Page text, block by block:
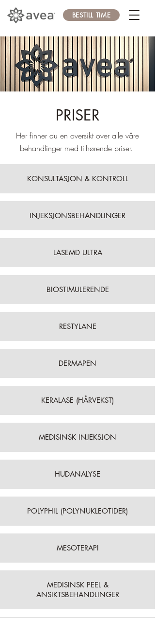
BESTILL TIME
PRISER
Her finner du en oversikt over alle våre
behandlinger med tilhørende priser.
KONSULTASJON & KONTROLL
INJEKSJONSBEHANDLINGER
LASEMD ULTRA
BIOSTIMULERENDE
RESTYLANE
DERMAPEN
KERALASE (HÅRVEKST)
MEDISINSK INJEKSJON
HUDANALYSE
POLYPHIL (POLYNUKLEOTIDER)
MESOTERAPI
MEDISINSK PEEL &
ANSIKTSBEHANDLINGER